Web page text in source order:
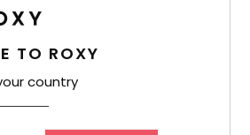
- Français
/5 Preis-Leistungs-Verhältnis
2026
Preis-Leistungs-Verhältnis
TO ROXY
country